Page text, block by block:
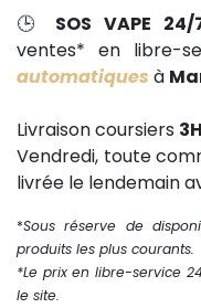
🕒 SOS VAPE
ventes* en libre-
automatiques à
Livraison coursiers
Vendredi, toute
livrée le lendemain
*Sous réserve de
produits les plus courants.
*Le prix en libre-service
le site.